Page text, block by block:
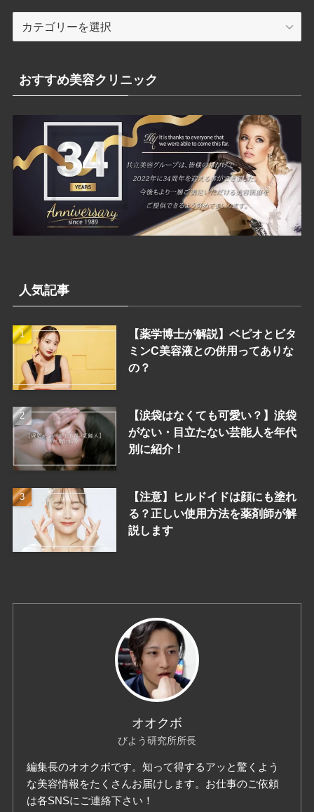
テ
リ
ー
おすすめ美容クリニック
人気記事
【薬学博士が解説】ベピオとビタ
ミンC美容液との併用ってありな
の？
【涙袋はなくても可愛い？】涙袋
がない・目立たない芸能人を年代
別に紹介！
【注意】ヒルドイドは顔にも塗れ
る？正しい使用方法を薬剤師が解
説します
オオクボ
びよう研究所所長
編集長のオオクボです。知って得するアッと驚くよう
な美容情報をたくさんお届けします。お仕事のご依頼
は各SNSにご連絡下さい！